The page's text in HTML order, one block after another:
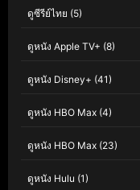
ดูซีรีย์ไทย (5)
ดูหนัง Apple TV+ (8)
ดูหนัง Disney+ (41)
ดูหนัง HBO Max (4)
ดูหนัง HBO Max (23)
ดูหนัง Hulu (1)